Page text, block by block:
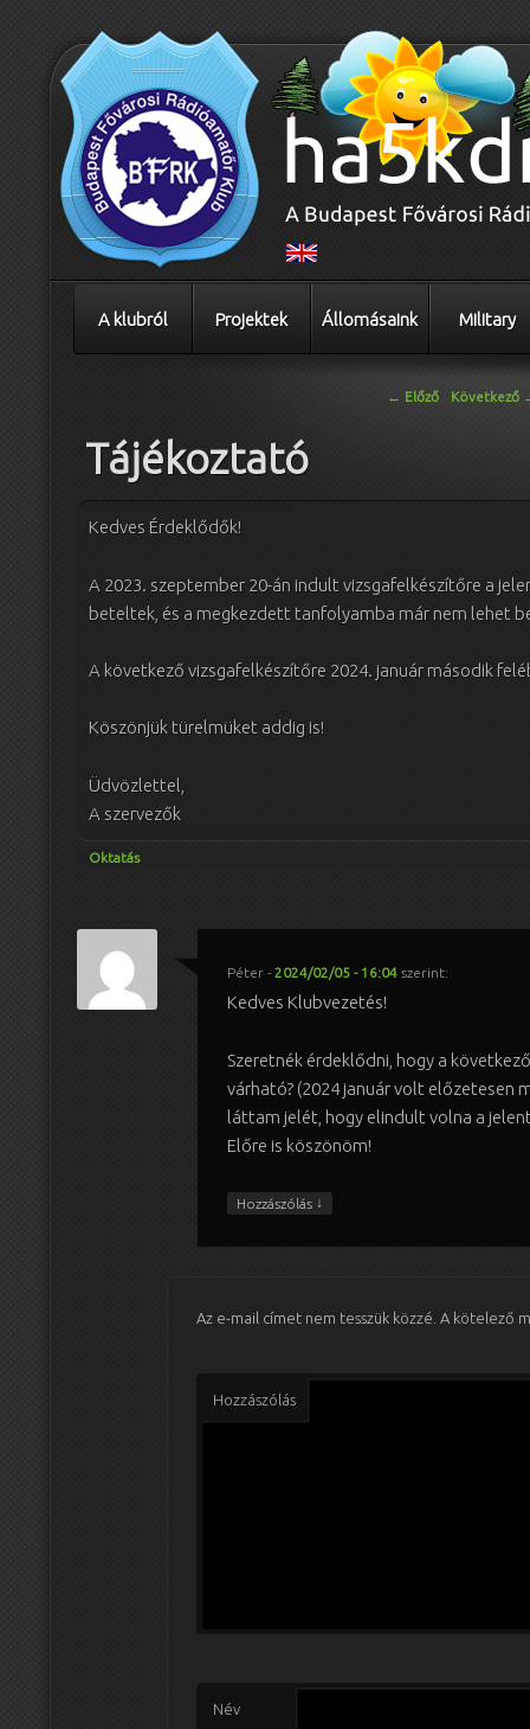
A klubról Projektek Állomásaink Military
← Előző Következő
Tájékoztató
Kedves Érdeklődők!
A 2023. szeptember 20-án indult vizsgafelkészítőre a
beteltek, és a megkezdett tanfolyamba már nem lehet
A következő vizsgafelkészítőre 2024. január második
Köszönjük türelmüket addig is!
Üdvözlettel,
A szervezők
Oktatás
Péter- 2024/02/05 - 16:04 szerint:
Kedves Klubvezetés!
Szeretnék érdeklődni, hogy a
várható? (2024 január volt előzetesen
láttam jelét, hogy elindult volna a
Előre is köszönöm!
Hozzászólás ↓
Az e-mail címet nem tesszük közzé. A kötelező
Hozzászólás
Név